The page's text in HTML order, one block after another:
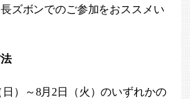
ズボンでのご参加をおススメい
）～8月2日（火）のいずれかの